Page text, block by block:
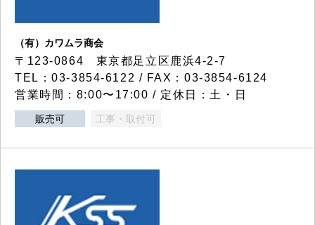
（有）カワムラ商会
〒123-0864 東京都足立区鹿浜4-2-7
TEL：03-3854-6122 / FAX：03-3854-6124
営業時間：8:00〜17:00 / 定休日：土・日
販売可 工事・取付可